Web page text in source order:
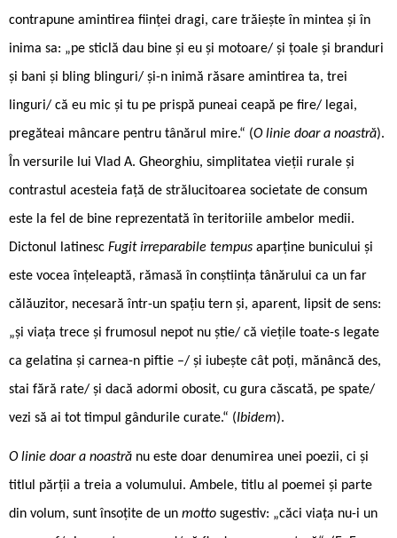
contrapune amintirea ființei dragi, care trăiește în mintea și în
inima sa: „pe sticlă dau bine și eu și motoare/ și țoale și branduri
și bani și bling blinguri/ și-n inimă răsare amintirea ta, trei
linguri/ că eu mic și tu pe prispă puneai ceapă pe fire/ legai,
pregăteai mâncare pentru tânărul mire.“ (O linie doar a noastră).
În versurile lui Vlad A. Gheorghiu, simplitatea vieții rurale și
contrastul acesteia față de strălucitoarea societate de consum
este la fel de bine reprezentată în teritoriile ambelor medii.
Dictonul latinesc Fugit irreparabile tempus aparține bunicului și
este vocea înțeleaptă, rămasă în conștiința tânărului ca un far
călăuzitor, necesară într-un spațiu tern și, aparent, lipsit de sens:
„și viața trece și frumosul nepot nu știe/ că viețile toate-s legate
ca gelatina și carnea-n piftie –/ și iubește cât poți, mănâncă des,
stai fără rate/ și dacă adormi obosit, cu gura căscată, pe spate/
vezi să ai tot timpul gândurile curate.“ (Ibidem).
O linie doar a noastră nu este doar denumirea unei poezii, ci și
titlul părții a treia a volumului. Ambele, titlu al poemei și parte
din volum, sunt însoțite de un motto sugestiv: „căci viața nu-i un